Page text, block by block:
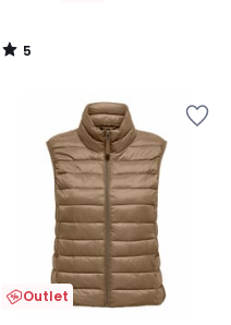
5
/
Outlet